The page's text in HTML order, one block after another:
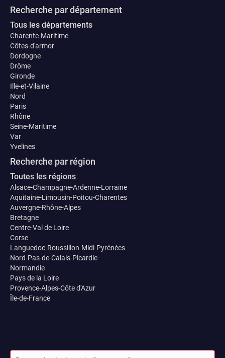
Recherche par département
Tous les départements
Charente-Maritime
Côtes-d'armor
Dordogne
Drôme
Gironde
Ille-et-Vilaine
Nord
Paris
Rhône
Seine-Maritime
Var
Yvelines
Recherche par région
Toutes les régions
Alsace-Champagne-Ardenne-Lorraine
Aquitaine-Limousin-Poitou-Charentes
Auvergne-Rhône-Alpes
Bretagne
Centre-Val de Loire
Corse
Languedoc-Roussillon-Midi-Pyrénées
Nord-Pas-de-Calais-Picardie
Normandie
Pays de la Loire
Provence-Alpes-Côte d'Azur
Île-de-France